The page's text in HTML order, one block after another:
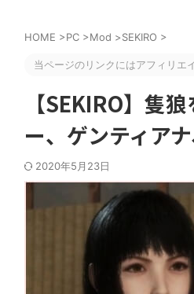
HOME >PC >Mod >SEKIRO >
当ページのリンクにはアフィリエ
【SEKIRO】隻
ー、ゲンティア
2020年5月23日